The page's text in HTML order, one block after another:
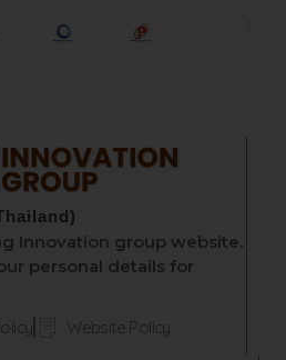
Innovation group website.
personal details for
Website Policy